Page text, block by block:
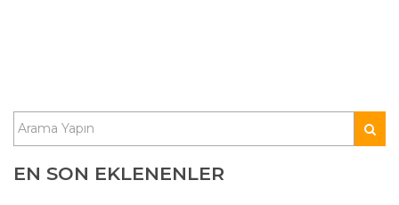
EN SON EKLENENLER